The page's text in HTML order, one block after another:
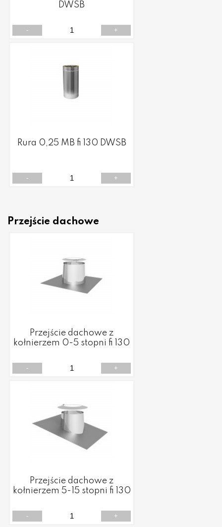
DWSB
- +
Rura 0,25 MB fi 130 DWSB
- +
Przejście dachowe
Przejście dachowe z
kołnierzem 0-5 stopni fi 130
- +
Przejście dachowe z
kołnierzem 5-15 stopni fi 130
- +